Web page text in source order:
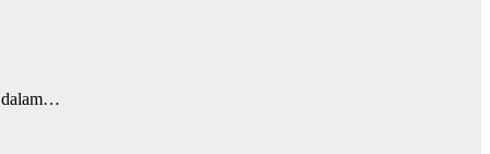
dalam…